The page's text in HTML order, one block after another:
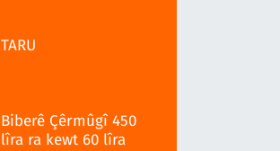
TARU
Biberê Çêrmûgî 450
lîra ra kewt 60 lîra